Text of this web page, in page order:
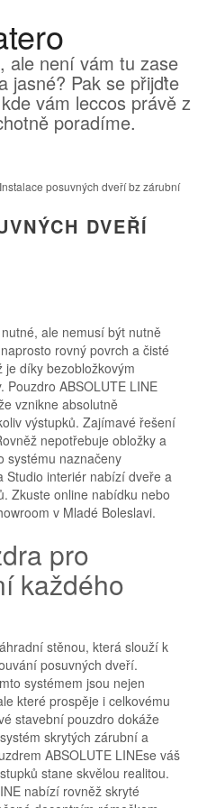
ale není vám tu zase
jasné? Pak se přijďte
vám leccos právě z
poradíme.
posuvných dveří bz zárubní
DVEŘÍ
ale nemusí být nutně
rovný povrch a čisté
je díky bezobložkovým
Pouzdro ABSOLUTE LINE
vznikne absolutně
výstupků. Zajímavé řešení
nepotřebuje obložky a
systému naznačeny
Studio interiér nabízí dveře a
Zkuste online nabídku nebo
v Mladé Boleslavi.
pro
každého
stěnou, která slouží k
posuvných dveří.
systémem jsou nejen
které prospěje i celkovému
stavební pouzdro dokáže
skrytých zárubní a
ABSOLUTE LINEse váš
stane skvělou realitou.
nabízí rovněž skryté